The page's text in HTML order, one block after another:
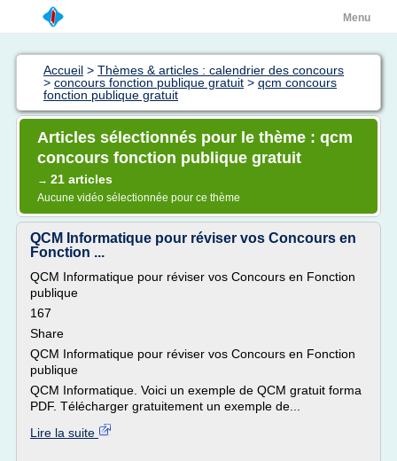
Menu
Accueil > Thèmes & articles : calendrier des concours
> concours fonction publique gratuit > qcm concours
fonction publique gratuit
Articles sélectionnés pour le thème : qcm
concours fonction publique gratuit
→ 21 articles
Aucune vidéo sélectionnée pour ce thème
QCM Informatique pour réviser vos Concours en
Fonction ...
QCM Informatique pour réviser vos Concours en Fonction
publique
167
Share
QCM Informatique pour réviser vos Concours en Fonction
publique
QCM Informatique. Voici un exemple de QCM gratuit forma
PDF. Télécharger gratuitement un exemple de...
Lire la suite